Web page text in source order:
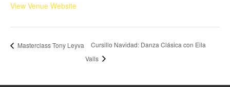
View Venue Website
Masterclass Tony Leyva
Cursillo Navidad: Danza Clásica con Eila
Valls